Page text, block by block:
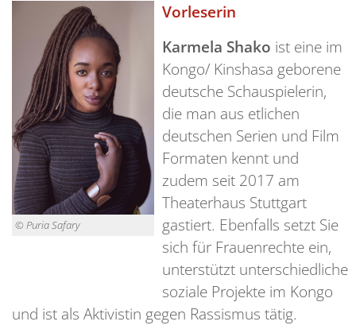
© Puria Safary
Vorleserin
Karmela Shako ist eine im
Kongo/ Kinshasa geborene
deutsche Schauspielerin,
die man aus etlichen
deutschen Serien und Film
Formaten kennt und
zudem seit 2017 am
Theaterhaus Stuttgart
gastiert. Ebenfalls setzt Sie
sich für Frauenrechte ein,
unterstützt unterschiedliche
soziale Projekte im Kongo
und ist als Aktivistin gegen Rassismus tätig.